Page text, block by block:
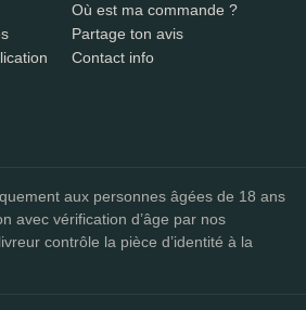
Où est ma commande ?
Partage ton avis
Contact info
aux personnes âgées de 18 ans
avec vérification d’âge par nos
contrôle la pièce d’identité à la